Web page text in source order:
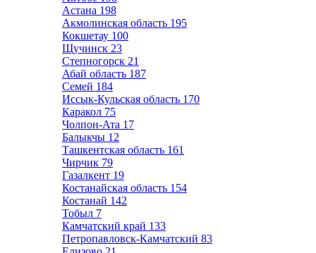
Астана 198
Акмолинская область 195
Кокшетау 100
Щучинск 23
Степногорск 21
Абай область 187
Семей 184
Иссык-Кульская область 170
Каракол 75
Чолпон-Ата 17
Балыкчы 12
Ташкентская область 161
Чирчик 79
Газалкент 19
Костанайская область 154
Костанай 142
Тобыл 7
Камчатский край 133
Петропавловск-Камчатский 83